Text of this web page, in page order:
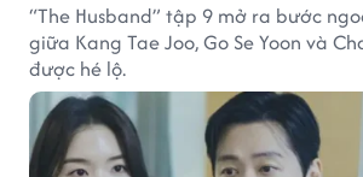
“The Husband” tập 9 mở ra bước
giữa Kang Tae Joo, Go Se Yoon và
được hé lộ.